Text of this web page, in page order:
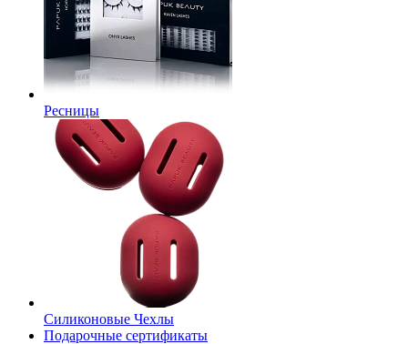
Ресницы
Силиконовые Чехлы
Подарочные сертификаты